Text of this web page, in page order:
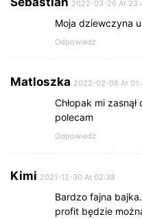
2022-03-26 At
Moja dziewczyna
Odpowiedz
Matloszka 2022-02-08 At
Chłopak mi
polecam
Odpowiedz
Kimi 2021-12-30 At 02:38
Bardzo fajna
profit będzie